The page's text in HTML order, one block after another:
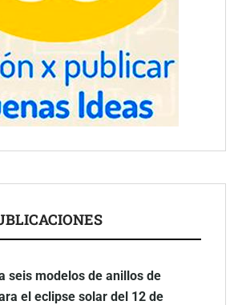
seis modelos de anillos de
el eclipse solar del 12 de